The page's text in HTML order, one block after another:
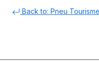
Back to: Pneu Tourisme